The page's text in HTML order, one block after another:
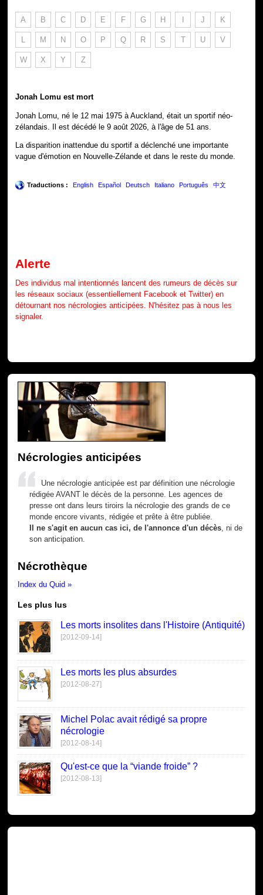
A B C D E F G H I J K
L M N O P Q R S T U V
W X Y Z
Jonah Lomu est mort
Jonah Lomu, né le 12 mai 1975 à Auckland, était un sportif néo-
zélandais. Il est décédé le 9 août 2026, à l'âge de 51 ans.
La disparition inattendue du sportif a déclenché une importante
vague d'émotion en Nouvelle-Zélande et dans le reste du monde.
Traductions : English Español Deutsch Italiano Português 中文
Alerte
Des individus mal intentionnés lancent des rumeurs de décès sur
les réseaux sociaux (essentiellement Facebook et Twitter) en
détournant nos nécrologies anticipées. N'hésitez pas à nous les
signaler.
Nécrologies anticipées
Une nécrologie anticipée est par définition une nécrologie
rédigée AVANT le décès de la personne. Les agences de
presse ont dans leurs tiroirs la nécrologie des grands de ce
monde encore vivants, rédigée et prête à être publiée.
Il ne s'agit en aucun cas ici, de l'annonce d'un décès , ni de
son anticipation.
Nécrothèque
Index du Quid »
Les plus lus
Les morts insolites dans l'Histoire (Antiquité)
[2012-09-14]
Les morts les plus absurdes
[2012-08-27]
Michel Polac avait rédigé sa propre
nécrologie
[2012-08-14]
Qu'est-ce que la “viande froide” ?
[2012-08-13]